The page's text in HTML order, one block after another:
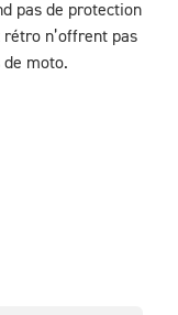
pas de protection
n’offrent pas
moto.